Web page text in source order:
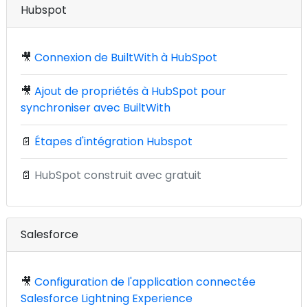
Hubspot
🎥 Connexion de BuiltWith à HubSpot
🎥 Ajout de propriétés à HubSpot pour
synchroniser avec BuiltWith
📄 Étapes d'intégration Hubspot
📄 HubSpot construit avec gratuit
Salesforce
🎥 Configuration de l'application connectée
Salesforce Lightning Experience